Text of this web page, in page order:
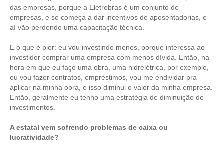
NOTÍCIAS NO WHATSAPP
FOTOS
PUBLICAÇÕES
MANUAL DE REDAÇÃO
RELEASES
CONTATO
das empresas, porque a Eletrobras é um conjunto de
empresas, e se começa a dar incentivos de aposentadorias, e
aí vão perdendo uma capacitação técnica.
E o que é pior: eu vou investindo menos, porque interessa ao
investidor comprar uma empresa com menos dívida. Então, na
hora em que eu faço uma obra, uma hidrelétrica, por exemplo,
eu vou fazer contratos, empréstimos, vou me endividar pra
aplicar na minha obra, e isso diminui o valor da minha empresa.
Então, geralmente eu tenho uma estratégia de diminuição de
investimentos.
A estatal vem sofrendo problemas de caixa ou
lucratividade?